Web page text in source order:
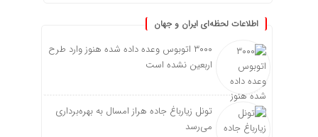
اطلاعات لحظه‌ای ایران و جهان
۳۰۰۰ اتوبوس وعده داده شده هنوز وارد طرح
اربعین نشده است
تونل زیارباغ جاده هراز امسال به بهره‌برداری
می‌رسد